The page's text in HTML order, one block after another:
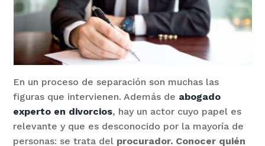
En un proceso de separación son muchas las
figuras que intervienen. Además de abogado
experto en divorcios, hay un actor cuyo papel es
relevante y que es desconocido por la mayoría de
personas: se trata del procurador. Conocer quién